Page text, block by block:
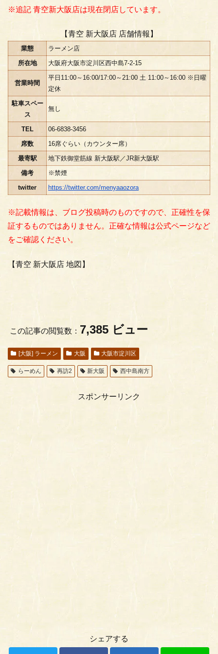
※追記 青空新大阪店は現在閉店しています。
【青空 新大阪店 店舗情報】
業態
ラーメン店
所在地
大阪府大阪市淀川区西中島7-2-15
営業時間
平日11:00～16:00/17:00～21:00 土 11:00～16:00 ※日曜
定休
駐車スペー
ス
無し
TEL
06-6838-3456
席数
16席ぐらい（カウンター席）
最寄駅
地下鉄御堂筋線 新大阪駅／JR新大阪駅
備考
※禁煙
twitter
https://twitter.com/menyaaozora
※記載情報は、ブログ投稿時のものですので、正確性を保
証するものではありません。正確な情報は公式ページなど
をご確認ください。
【青空 新大阪店 地図】
この記事の閲覧数： 7,385 ビュー
[大阪] ラーメン 大阪 大阪市淀川区
らーめん 再訪2 新大阪 西中島南方
スポンサーリンク
シェアする